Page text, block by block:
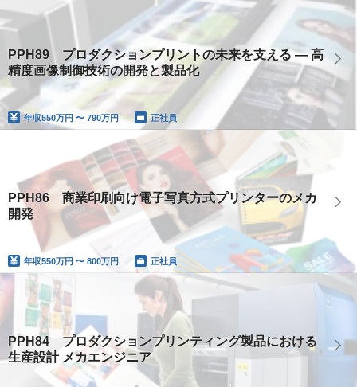
PPH89 プロダクションプリントの未来を支える ― 高
精度画像制御技術の開発と製品化
年収550万円 〜 790万円 正社員
PPH86 商業印刷向け電子写真方式プリンターのメカ
開発
年収550万円 〜 800万円 正社員
PPH84 プロダクションプリンティング製品における
生産設計 メカエンジニア